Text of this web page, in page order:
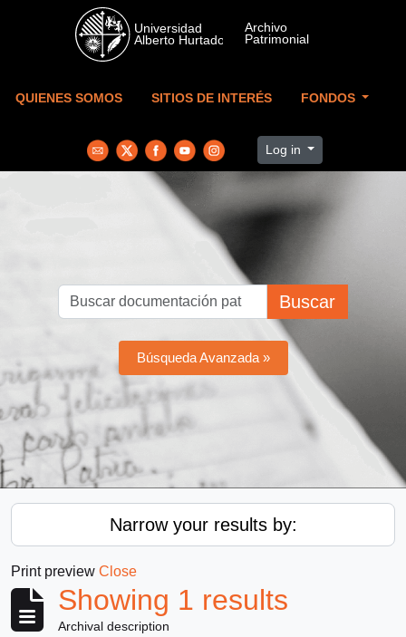
Skip to main content
QUIENES SOMOS SITIOS DE INTERÉS FONDOS
Log in
Buscar
Búsqueda Avanzada »
Narrow your results by:
Print preview Close
Showing 1 results
Archival description